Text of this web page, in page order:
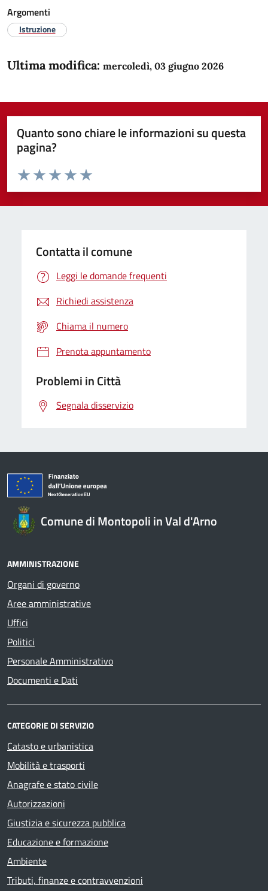
Argomenti
Istruzione
Ultima modifica: mercoledì, 03 giugno 2026
Quanto sono chiare le informazioni su questa
pagina?
Domanda
Valuta da 1 a 5 stelle la pagina
Valuta 5 stelle su 5
Valuta 4 stelle su 5
Valuta 3 stelle su 5
Valuta 2 stelle su 5
Valuta 1 stelle su 5
Contatta il comune
Leggi le domande frequenti
Richiedi assistenza
Chiama il numero
Prenota appuntamento
Problemi in Città
Segnala disservizio
Comune di Montopoli in Val d'Arno
AMMINISTRAZIONE
Organi di governo
Aree amministrative
Uffici
Politici
Personale Amministrativo
Documenti e Dati
CATEGORIE DI SERVIZIO
Catasto e urbanistica
Mobilità e trasporti
Anagrafe e stato civile
Autorizzazioni
Giustizia e sicurezza pubblica
Educazione e formazione
Ambiente
Tributi, finanze e contravvenzioni